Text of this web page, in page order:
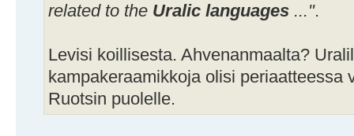
related to the Uralic languages ...".
Levisi koillisesta. Ahvenanmaalta?
kampakeraamikkoja olisi periaatteessa
Ruotsin puolelle.